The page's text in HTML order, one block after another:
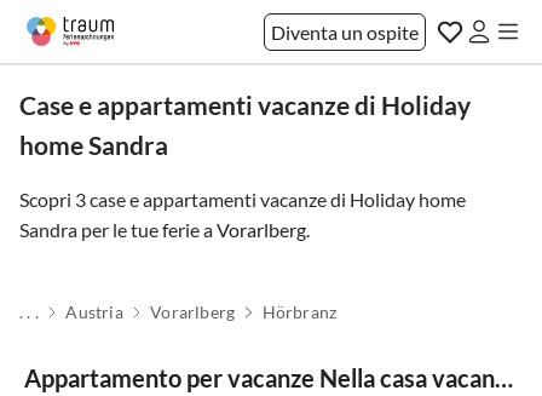
Diventa un ospite
Case e appartamenti vacanze di Holiday
home Sandra
Scopri 3 case e appartamenti vacanze di Holiday home
Sandra per le tue ferie aVorarlberg.
. . . Austria Vorarlberg Hörbranz
Appartamento per vacanze Nella casa vacanze Sandra